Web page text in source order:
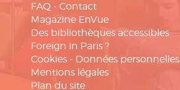
FAQ - Contact
Magazine EnVue
Des bibliothèques accessibles
Foreign in Paris ?
Cookies - Données personnelles
Mentions légales
Plan du site